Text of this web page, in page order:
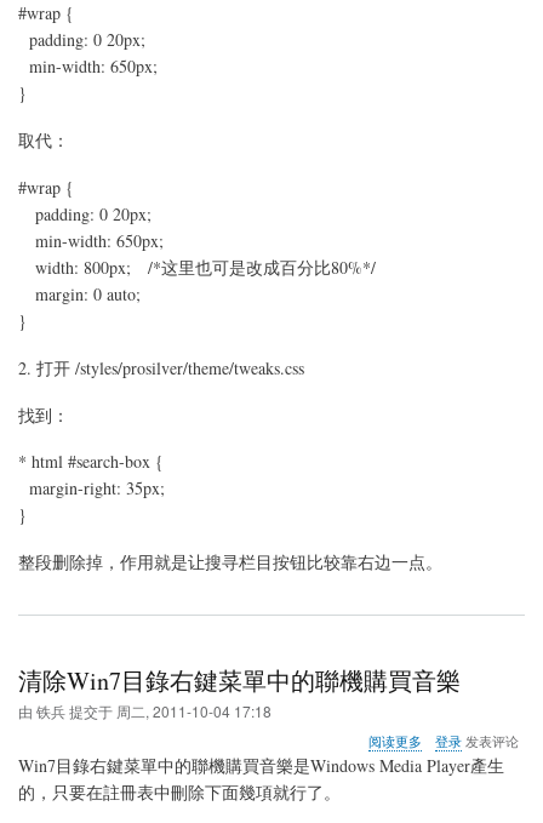
#wrap {
padding: 0 20px;
min-width: 650px;
}
取代：
#wrap {
padding: 0 20px;
min-width: 650px;
width: 800px; /*这里也可是改成百分比80%*/
margin: 0 auto;
}
2. 打开 /styles/prosilver/theme/tweaks.css
找到：
* html #search-box {
margin-right: 35px;
}
整段删除掉，作用就是让搜寻栏目按钮比较靠右边一点。
清除Win7目錄右鍵菜單中的聯機購買音樂
由 铁兵提交于 周二, 2011-10-04 17:18
阅读更多
于
登录发表评论
Win7目錄右鍵菜單中的聯機購買音樂是Windows Media Player產生
的，只要在註冊表中刪除下面幾項就行了。